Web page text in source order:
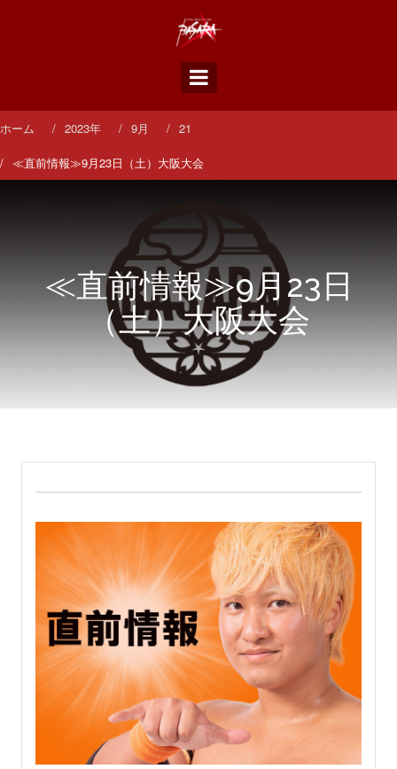
ス
キ
プ
ホーム 2023年 9月 21
≪直前情報≫9月23日（土）大阪大会
≪直前情報≫9月23日
（土）大阪大会